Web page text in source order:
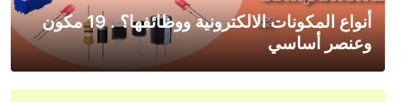
أنواع المكونات الالكترونية ووظائفها؟ . 19 مكون
وعنصر أساسي